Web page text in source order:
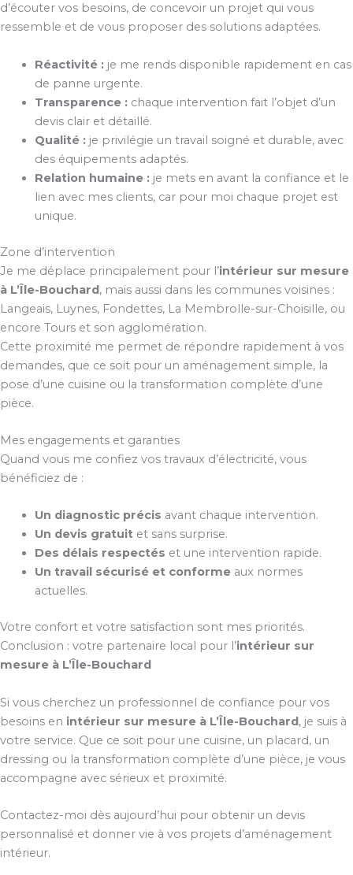
d’écouter vos besoins, de concevoir un projet qui vous
ressemble et de vous proposer des solutions adaptées.
Réactivité :je me rends disponible rapidement en cas
de panne urgente.
Transparence :chaque intervention fait l’objet d’un
devis clair et détaillé.
Qualité :je privilégie un travail soigné et durable, avec
des équipements adaptés.
Relation humaine :je mets en avant la confiance et le
lien avec mes clients, car pour moi chaque projet est
unique.
Zone d’intervention
Je me déplace principalement pour l’intérieur sur mesure
à L’Île-Bouchard, mais aussi dans les communes voisines :
Langeais, Luynes, Fondettes, La Membrolle-sur-Choisille, ou
encore Tours et son agglomération.
Cette proximité me permet de répondre rapidement à vos
demandes, que ce soit pour un aménagement simple, la
pose d’une cuisine ou la transformation complète d’une
pièce.
Mes engagements et garanties
Quand vous me confiez vos travaux d’électricité, vous
bénéficiez de :
Un diagnostic précis avant chaque intervention.
Un devis gratuitet sans surprise.
Des délais respectés et une intervention rapide.
Un travail sécurisé et conformeaux normes
actuelles.
Votre confort et votre satisfaction sont mes priorités.
Conclusion : votre partenaire local pour l’intérieur sur
mesure à L’Île-Bouchard
Si vous cherchez un professionnel de confiance pour vos
besoins en intérieur sur mesure à L’Île-Bouchard, je suis à
votre service. Que ce soit pour une cuisine, un placard, un
dressing ou la transformation complète d’une pièce, je vous
accompagne avec sérieux et proximité.
Contactez-moi dès aujourd’hui pour obtenir un devis
personnalisé et donner vie à vos projets d’aménagement
intérieur.